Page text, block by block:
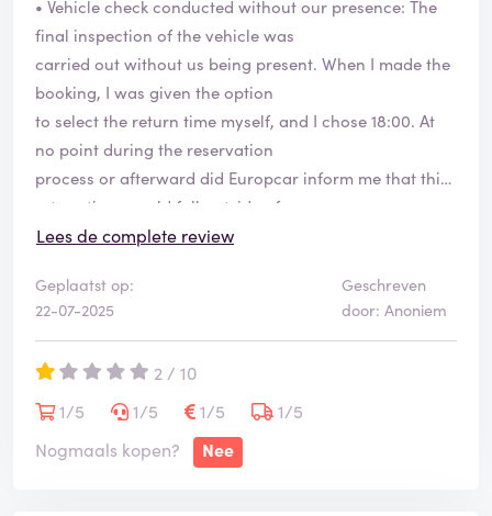
• Vehicle check conducted without our presence: The
final inspection of the vehicle was
carried out without us being present. When I made the
booking, I was given the option
to select the return time myself, and I chose 18:00. At
no point during the reservation
process or afterward did Europcar inform me that this
return time would fall outside of
office hours, or that returning the vehicle at this time
for the final check. Had I been informed of this in
advance, I would not have agreed to
this arrangement. As a result, I was unable to be
present during the inspection, which
has now led to charges that I do not agree with.
• Excessive cleaning charges: We were charged a high
cleaning fee for a small amount of mud
Lees de complete review
Geplaatst op:
22-07-2025
Geschreven
door: Anoniem
2 / 10
1/5
1/5 1/5
1/5
Nogmaals kopen?
Nee